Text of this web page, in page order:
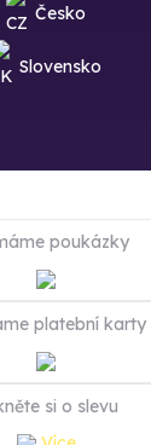
Česko
Slovensko
poukázky
platební karty
si o slevu